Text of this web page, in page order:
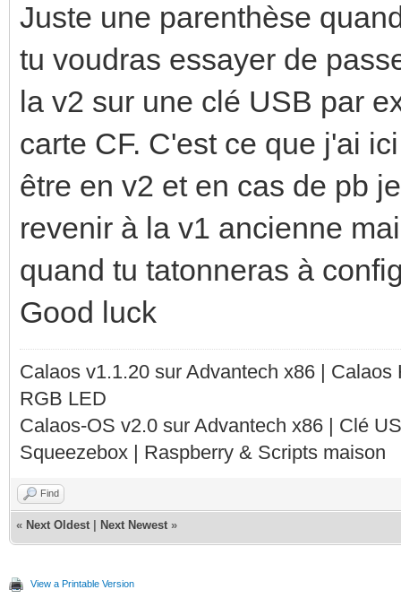
Juste une parenthèse
tu voudras essayer de
la v2 sur une clé USB par
carte CF. C'est ce que j'ai
être en v2 et en cas de pb
revenir à la v1 ancienne
quand tu tatonneras à
Good luck
Calaos v1.1.20 sur Advantech x86 |
RGB LED
Calaos-OS v2.0 sur Advantech x86 | Clé
Squeezebox | Raspberry & Scripts maison
Find
« Next Oldest Next Newest »
View a Printable Version